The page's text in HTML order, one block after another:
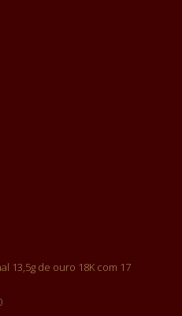
13,5g de ouro 18K com 17